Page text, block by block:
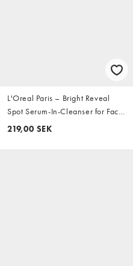
L'Oreal Paris – Bright Reveal
Spot Serum-In-Cleanser for Face
– Ansiktsrengöring 150ml
219,00 SEK